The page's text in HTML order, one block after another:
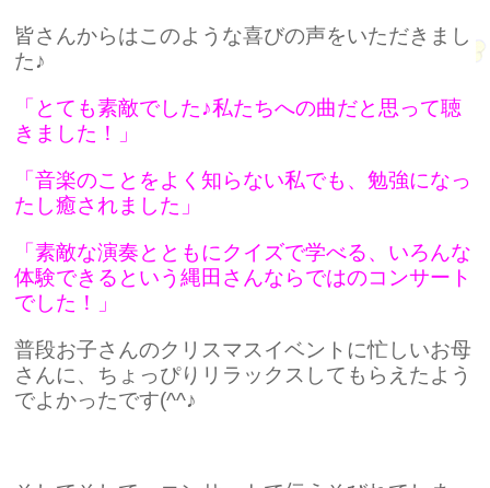
皆さんからはこのような喜びの声をいただきまし
た♪
「とても素敵でした♪私たちへの曲だと思って聴
きました！」
「音楽のことをよく知らない私でも、勉強になっ
たし癒されました」
「素敵な演奏とともにクイズで学べる、いろんな
体験できるという縄田さんならではのコンサート
でした！」
普段お子さんのクリスマスイベントに忙しいお母
さんに、ちょっぴりリラックスしてもらえたよう
でよかったです(^^♪